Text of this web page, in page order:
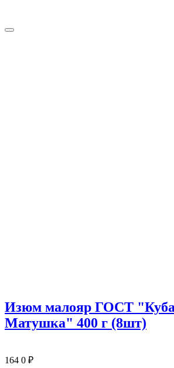
Изюм малояр ГОСТ
Матушка" 400 г (8шт)
164 0 ₽